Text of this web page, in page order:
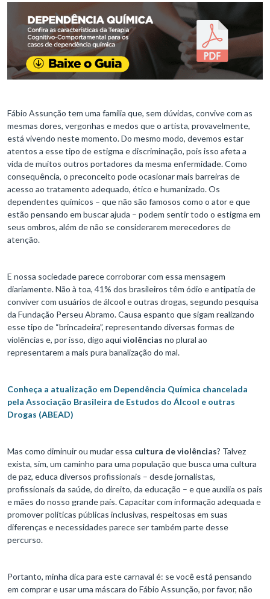
Fábio Assunção tem uma família que, sem dúvidas, convive com as
mesmas dores, vergonhas e medos que o artista, provavelmente,
está vivendo neste momento. Do mesmo modo, devemos estar
atentos a esse tipo de estigma e discriminação, pois isso afeta a
vida de muitos outros portadores da mesma enfermidade. Como
consequência, o preconceito pode ocasionar mais barreiras de
acesso ao tratamento adequado, ético e humanizado. Os
dependentes químicos – que não são famosos como o ator e que
estão pensando em buscar ajuda – podem sentir todo o estigma em
seus ombros, além de não se considerarem merecedores de
atenção.
E nossa sociedade parece corroborar com essa mensagem
diariamente. Não à toa, 41% dos brasileiros têm ódio e antipatia de
conviver com usuários de álcool e outras drogas, segundo pesquisa
da Fundação Perseu Abramo. Causa espanto que sigam realizando
esse tipo de “brincadeira”, representando diversas formas de
violências e, por isso, digo aquiviolências no plural ao
representarem a mais pura banalização do mal.
Conheça a atualização em Dependência Química chancelada
pela Associação Brasileira de Estudos do Álcool e outras
Drogas (ABEAD)
Mas como diminuir ou mudar essa cultura de violências? Talvez
exista, sim, um caminho para uma população que busca uma cultura
de paz, educa diversos profissionais – desde jornalistas,
profissionais da saúde, do direito, da educação – e que auxilia os pais
e mães do nosso grande país. Capacitar com informação adequada e
promover políticas públicas inclusivas, respeitosas em suas
diferenças e necessidades parece ser também parte desse
percurso.
Portanto, minha dica para este carnaval é: se você está pensando
em comprar e usar uma máscara do Fábio Assunção, por favor, não